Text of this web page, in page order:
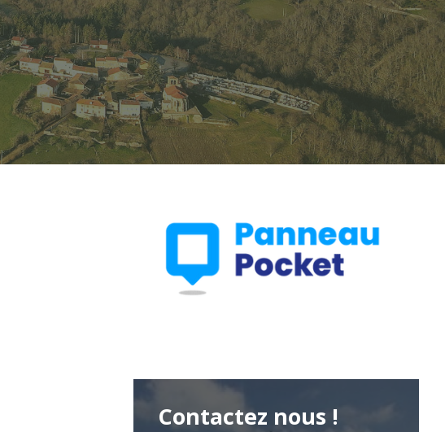
Contactez nous !